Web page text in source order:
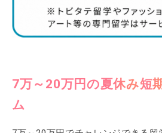
7万～20万円の夏休み短
ム